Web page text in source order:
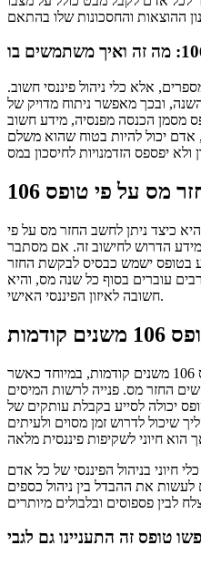
מספרים, אלא כלי ניהול פיננסי חשוב.
ובכך מאפשר ניתוח מדויק של
למשל, קוד 042 בטופס מסמן הכנסה מפנסיה, מידע חשוב
אדם יכול להיות בטוח שהוא משלם
מס על פי טופס 106
כיצד ניתן לחשב החזר מס על פי
כל המידע הדרוש לחישוב זה. אם מסתבר
בטופס ישמש כבסיס לבקשת החזר
עוברים בסוף כל שנה מס, והיא
חשובה לאיזון הפיננסי האישי.
קודמות
לעיתים, נדרש שחזור של טופס 106 משנים קודמות, במיוחד כאשר
החזר מס. פנייה לרשות המיסים
יכולה לסייע בקבלת עותקים של
שיכול לדרוש זמן מסוים ולעיתים
דבר, טופס 106 הוא כלי חיוני בניהול הפיננסי של כל אדם
לעשות את ההבדל בין ניהול כספים
טופס זה התעניינו גם לגבי